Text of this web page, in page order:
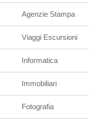
Agenzie Stampa
Viaggi Escursioni
Informatica
Immobiliari
Fotografia